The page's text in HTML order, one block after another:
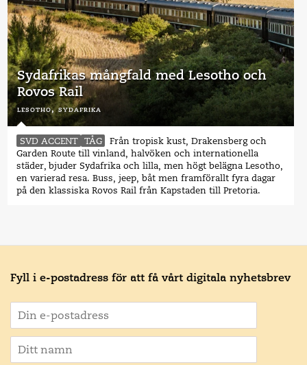
Sydafrikas mångfald med Lesotho och
Rovos Rail
lesotho,sydafrika
SVD ACCENT TÅG
Från tropisk kust, Drakensberg och
Garden Route till vinland, halvöken och internationella
städer, bjuder Sydafrika och lilla, men högt belägna Lesotho,
en varierad resa. Buss, jeep, båt men framförallt fyra dagar
på den klassiska Rovos Rail från Kapstaden till Pretoria.
Fyll i e-postadress för att få vårt digitala nyhetsbrev